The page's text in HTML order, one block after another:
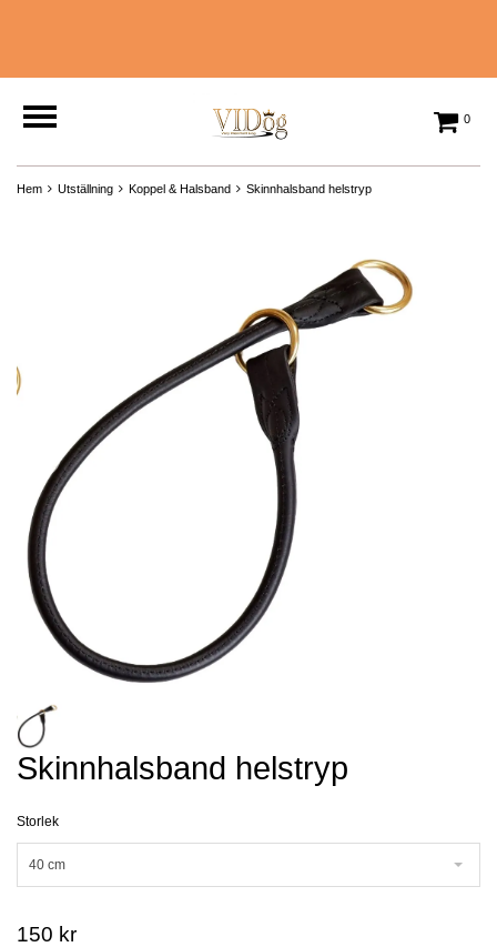
0
Hem Utställning Koppel & Halsband Skinnhalsband helstryp
Skinnhalsband helstryp
Storlek
40 cm
150 kr